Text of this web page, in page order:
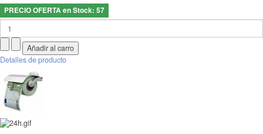
PRECIO OFERTA en Stock: 57
Detalles de producto